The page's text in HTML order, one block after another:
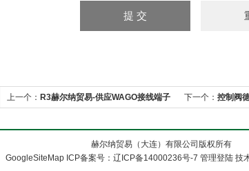
上一个： R3赫尔纳贸易-供应WAGO接线端子 下一个： 控制阀
赫尔纳贸易（大连）有限公司版权所有
GoogleSiteMapICP备案号： 辽ICP备14000236号-7 管理登陆技